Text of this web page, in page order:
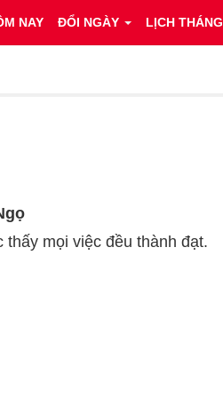
NAY ĐỔI NGÀY LỊCH THÁNG
mọi việc đều thành đạt.